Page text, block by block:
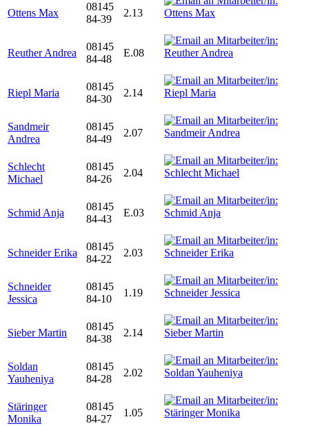
Ottens Max
08145
84-39
2.13
Reuther Andrea
08145
84-48
E.08
Riepl Maria
08145
84-30
2.14
Sandmeir
Andrea
08145
84-49
2.07
Schlecht
Michael
08145
84-26
2.04
Schmid Anja
08145
84-43
E.03
Schneider Erika
08145
84-22
2.03
Schneider
Jessica
08145
84-10
1.19
Sieber Martin
08145
84-38
2.14
Soldan
Yauheniya
08145
84-28
2.02
Stäringer
Monika
08145
84-27
1.05